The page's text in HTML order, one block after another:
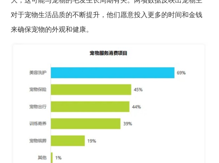
对于宠物生活品质的不断提升，他们愿意投入更多的时间和金钱
来确保宠物的外观和健康。